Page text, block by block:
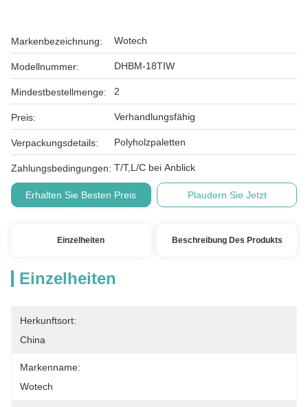
Markenbezeichnung: Wotech
Modellnummer: DHBM-18TIW
Mindestbestellmenge: 2
Preis: Verhandlungsfähig
Verpackungsdetails: Polyholzpaletten
Zahlungsbedingungen: T/T,L/C bei Anblick
Erhalten Sie Besten Preis Plaudern Sie Jetzt
Einzelheiten Beschreibung Des Produkts
Einzelheiten
Herkunftsort:
China
Markenname:
Wotech